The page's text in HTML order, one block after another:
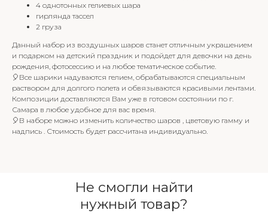
4 однотонных гелиевых шара
гирлянда тассел
2 груза
Данный набор из воздушных шаров станет отличным украшением
и подарком на детский праздник и подойдет для девочки на день
рождения, фотосессию и на любое тематическое событие.
🎈Все шарики надуваются гелием, обрабатываются специальным
раствором для долгого полета и обвязываются красивыми лентами.
Композиции доставляются Вам уже в готовом состоянии по г.
Самара в любое удобное для вас время.
🎈В наборе можно изменить количество шаров , цветовую гамму и
надпись . Стоимость будет рассчитана индивидуально.
Не смогли найти
нужный товар?